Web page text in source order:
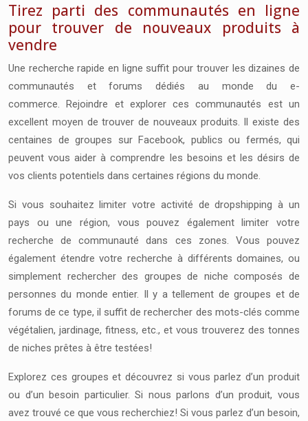
Tirez parti des communautés en ligne
pour trouver de nouveaux produits à
vendre
Une recherche rapide en ligne suffit pour trouver les dizaines de
communautés et forums dédiés au monde du e-
commerce. Rejoindre et explorer ces communautés est un
excellent moyen de trouver de nouveaux produits. Il existe des
centaines de groupes sur Facebook, publics ou fermés, qui
peuvent vous aider à comprendre les besoins et les désirs de
vos clients potentiels dans certaines régions du monde.
Si vous souhaitez limiter votre activité de dropshipping à un
pays ou une région, vous pouvez également limiter votre
recherche de communauté dans ces zones. Vous pouvez
également étendre votre recherche à différents domaines, ou
simplement rechercher des groupes de niche composés de
personnes du monde entier. Il y a tellement de groupes et de
forums de ce type, il suffit de rechercher des mots-clés comme
végétalien, jardinage, fitness, etc., et vous trouverez des tonnes
de niches prêtes à être testées!
Explorez ces groupes et découvrez si vous parlez d’un produit
ou d’un besoin particulier. Si nous parlons d’un produit, vous
avez trouvé ce que vous recherchiez! Si vous parlez d’un besoin,